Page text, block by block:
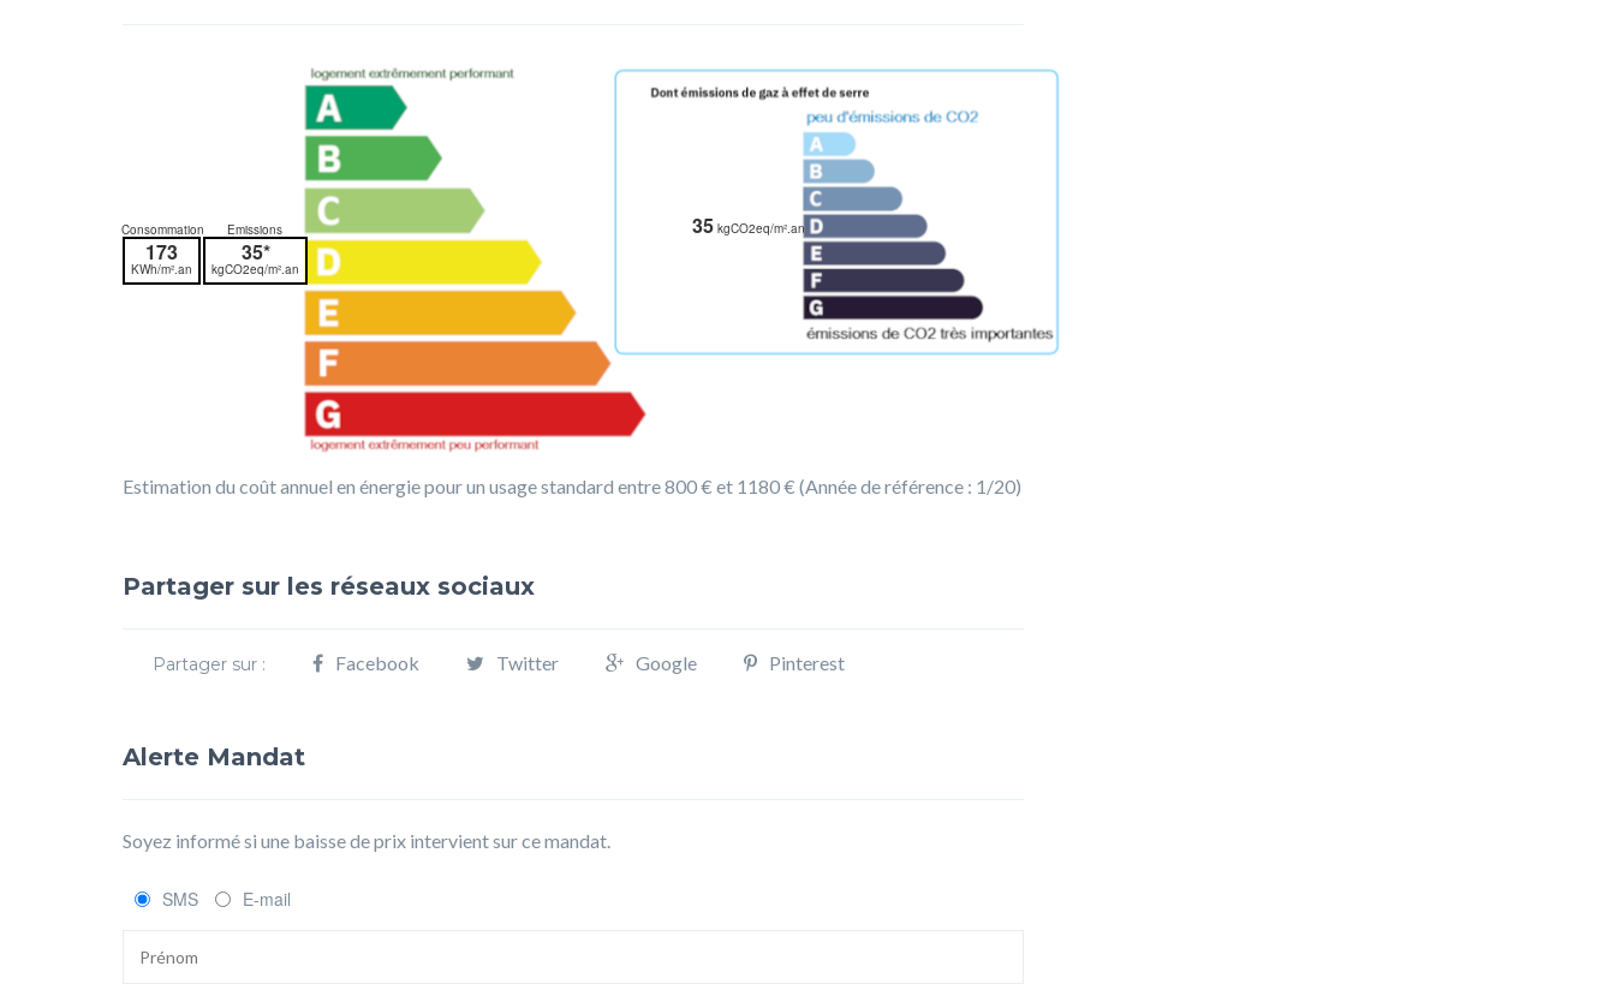
Consommation
173
KWh/m².an
Emissions
35*
kgCO2eq/m².an
35 kgCO2eq/m².an
Estimation du coût annuel en énergie pour un usage standard entre 800 € et 1180 € (Année de référence : 1/20)
Partager sur les réseaux sociaux
Partager sur : Facebook Twitter Google Pinterest
Alerte Mandat
Soyez informé si une baisse de prix intervient sur ce mandat.
SMS E-mail